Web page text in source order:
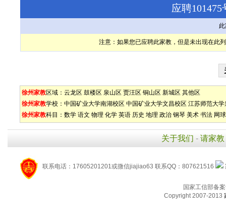
应聘
注意：如果您已应聘此家教，但是未出现在此
徐州家教区域： 云龙区 鼓楼区 泉山区 贾汪区 铜山区 新城区 其他区
徐州家教学校： 中国矿业大学南湖校区 中国矿业大学文昌校区 江苏师范大学
徐州家教科目： 数学 语文 物理 化学 英语 历史 地理 政治 钢琴 美术 书法 网球
关于我们 - 请家教
联系电话：17605201201或微信jiajiao63 联系QQ：807621516
国家工信部备
Copyright 2007-2013